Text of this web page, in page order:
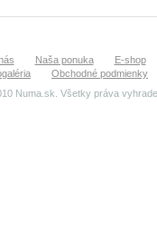
Naša ponuka E-shop
Obchodné podmienky
Numa.sk. Všetky práva